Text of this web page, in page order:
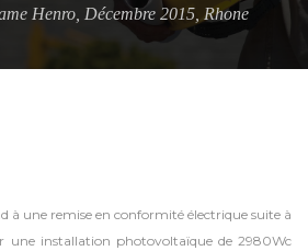
Henro, Décembre 2015, Rhone
à une remise en conformité électrique suite à
une installation photovoltaïque de 2980Wc